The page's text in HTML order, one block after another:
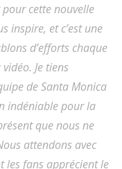
cette nouvelle
inspire, et c’est une
d’efforts chaque
Je tiens
de Santa Monica
indéniable pour la
que nous ne
attendons avec
les fans apprécient le